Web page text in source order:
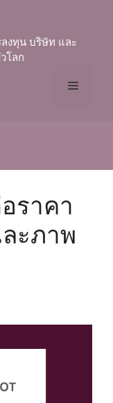
ลงทุน บริษัท และ
โลก
Menu
ราคา
ะภาพ